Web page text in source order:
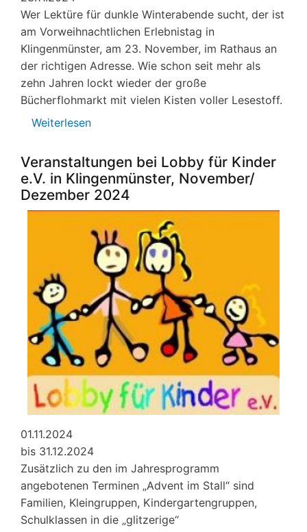
Wer Lektüre für dunkle Winterabende sucht, der ist
am Vorweihnachtlichen Erlebnistag in
Klingenmünster, am 23. November, im Rathaus an
der richtigen Adresse. Wie schon seit mehr als
zehn Jahren lockt wieder der große
Bücherflohmarkt mit vielen Kisten voller Lesestoff.
Weiterlesen
zum
Kilopreis
Veranstaltungen bei Lobby für Kinder
e.V. in Klingenmünster, November/
Dezember 2024
01.11.2024
bis 31.12.2024
Zusätzlich zu den im Jahresprogramm
angebotenen Terminen „Advent im Stall“ sind
Familien, Kleingruppen, Kindergartengruppen,
Schulklassen in die „glitzerige“